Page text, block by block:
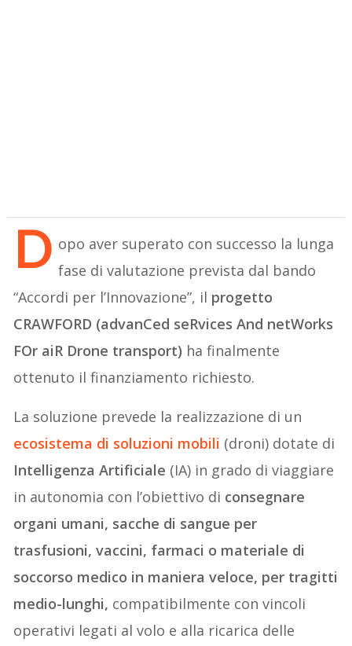
D opo aver superato con successo la lunga
fase di valutazione prevista dal bando
“Accordi per l’Innovazione”, il progetto
CRAWFORD (advanCed seRvices And netWorks
FOr aiR Drone transport) ha finalmente
ottenuto il finanziamento richiesto.
La soluzione prevede la realizzazione di un
ecosistema di soluzioni mobili (droni) dotate di
Intelligenza Artificiale (IA) in grado di viaggiare
in autonomia con l’obiettivo di consegnare
organi umani, sacche di sangue per
trasfusioni, vaccini, farmaci o materiale di
soccorso medico in maniera veloce, per tragitti
medio-lunghi, compatibilmente con vincoli
operativi legati al volo e alla ricarica delle